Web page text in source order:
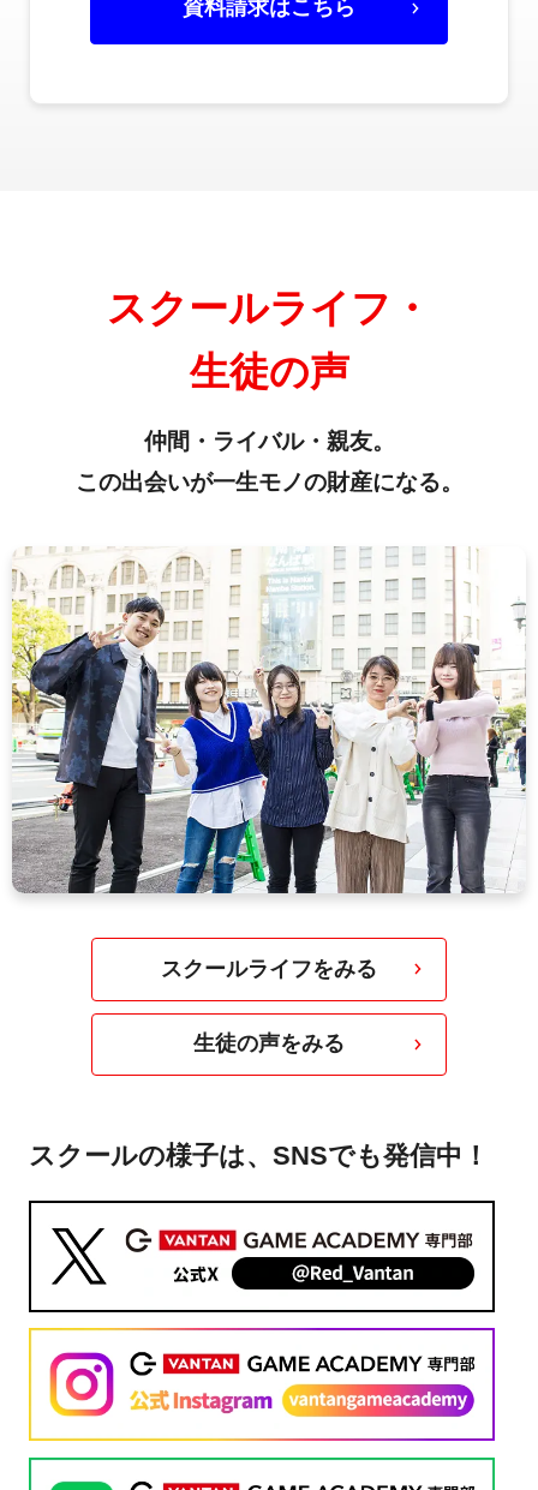
資料請求はこちら
スクールライフ・
生徒の声
仲間・ライバル・親友。
この出会いが一生モノの財産になる。
スクールライフをみる
生徒の声をみる
スクールの様子は、SNSでも発信中！